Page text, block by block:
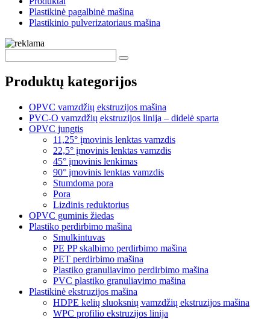
Plastikinė pagalbinė mašina
Plastikinio pulverizatoriaus mašina
Produktų kategorijos
OPVC vamzdžių ekstruzijos mašina
PVC-O vamzdžių ekstruzijos linija – didelė sparta
OPVC jungtis
11,25° įmovinis lenktas vamzdis
22,5° įmovinis lenktas vamzdis
45° įmovinis lenkimas
90° įmovinis lenktas vamzdis
Stumdoma pora
Pora
Lizdinis reduktorius
OPVC guminis žiedas
Plastiko perdirbimo mašina
Smulkintuvas
PE PP skalbimo perdirbimo mašina
PET perdirbimo mašina
Plastiko granuliavimo perdirbimo mašina
PVC plastiko granuliavimo mašina
Plastikinė ekstruzijos mašina
HDPE kelių sluoksnių vamzdžių ekstruzijos mašina
WPC profilio ekstruzijos linija